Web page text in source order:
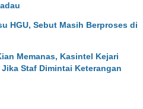
HGU, Sebut Masih Berproses di
Memanas, Kasintel Kejari
Staf Dimintai Keterangan